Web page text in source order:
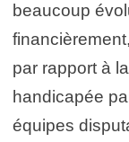
beaucoup
par rapport à
handicapée
équipes